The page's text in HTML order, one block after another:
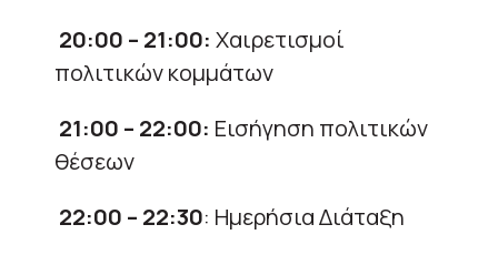
20:00 – 21:00: Χαιρετισμοί
πολιτικών κομμάτων
21:00 – 22:00: Εισήγηση πολιτικών
θέσεων
22:00 – 22:30: Ημερήσια Διάταξη